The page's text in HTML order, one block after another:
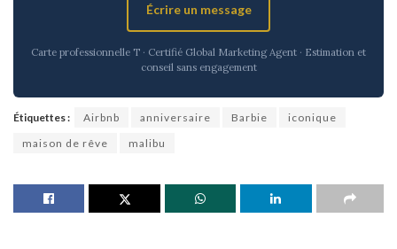
Écrire un message
Carte professionnelle T · Certifié Global Marketing Agent · Estimation et
conseil sans engagement
Étiquettes : Airbnb anniversaire Barbie
iconique
maison de rêve
malibu